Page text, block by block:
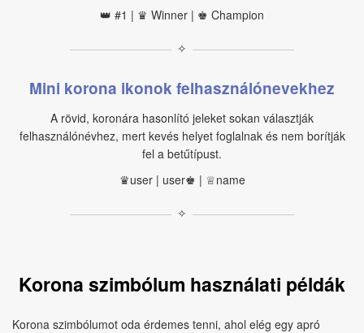
👑 #1 | ♛ Winner | ♚ Champion
✧
Mini korona ikonok felhasználónevekhez
A rövid, koronára hasonlító jeleket sokan választják
felhasználónévhez, mert kevés helyet foglalnak és nem borítják
fel a betűtípust.
♛user | user♚ | ♕name
✧
Korona szimbólum használati példák
Korona szimbólumot oda érdemes tenni, ahol elég egy apró